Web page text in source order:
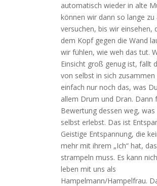
automatisch wieder in alte
können wir dann so lange zu
versuchen, bis wir einsehen,
dem Kopf gegen die Wand
wir fühlen, wie weh das tut.
Einsicht groß genug ist, fällt
von selbst in sich
einfach nur noch das, was
allem Drum und Dran. Dann
Bewertung dessen weg, was
selbst erlebst. Das ist
Geistige Entspannung, die
mehr mit ihrem „Ich“ hat,
strampeln muss. Es kann
leben mit uns als
Hampelmann/Hampelfrau.